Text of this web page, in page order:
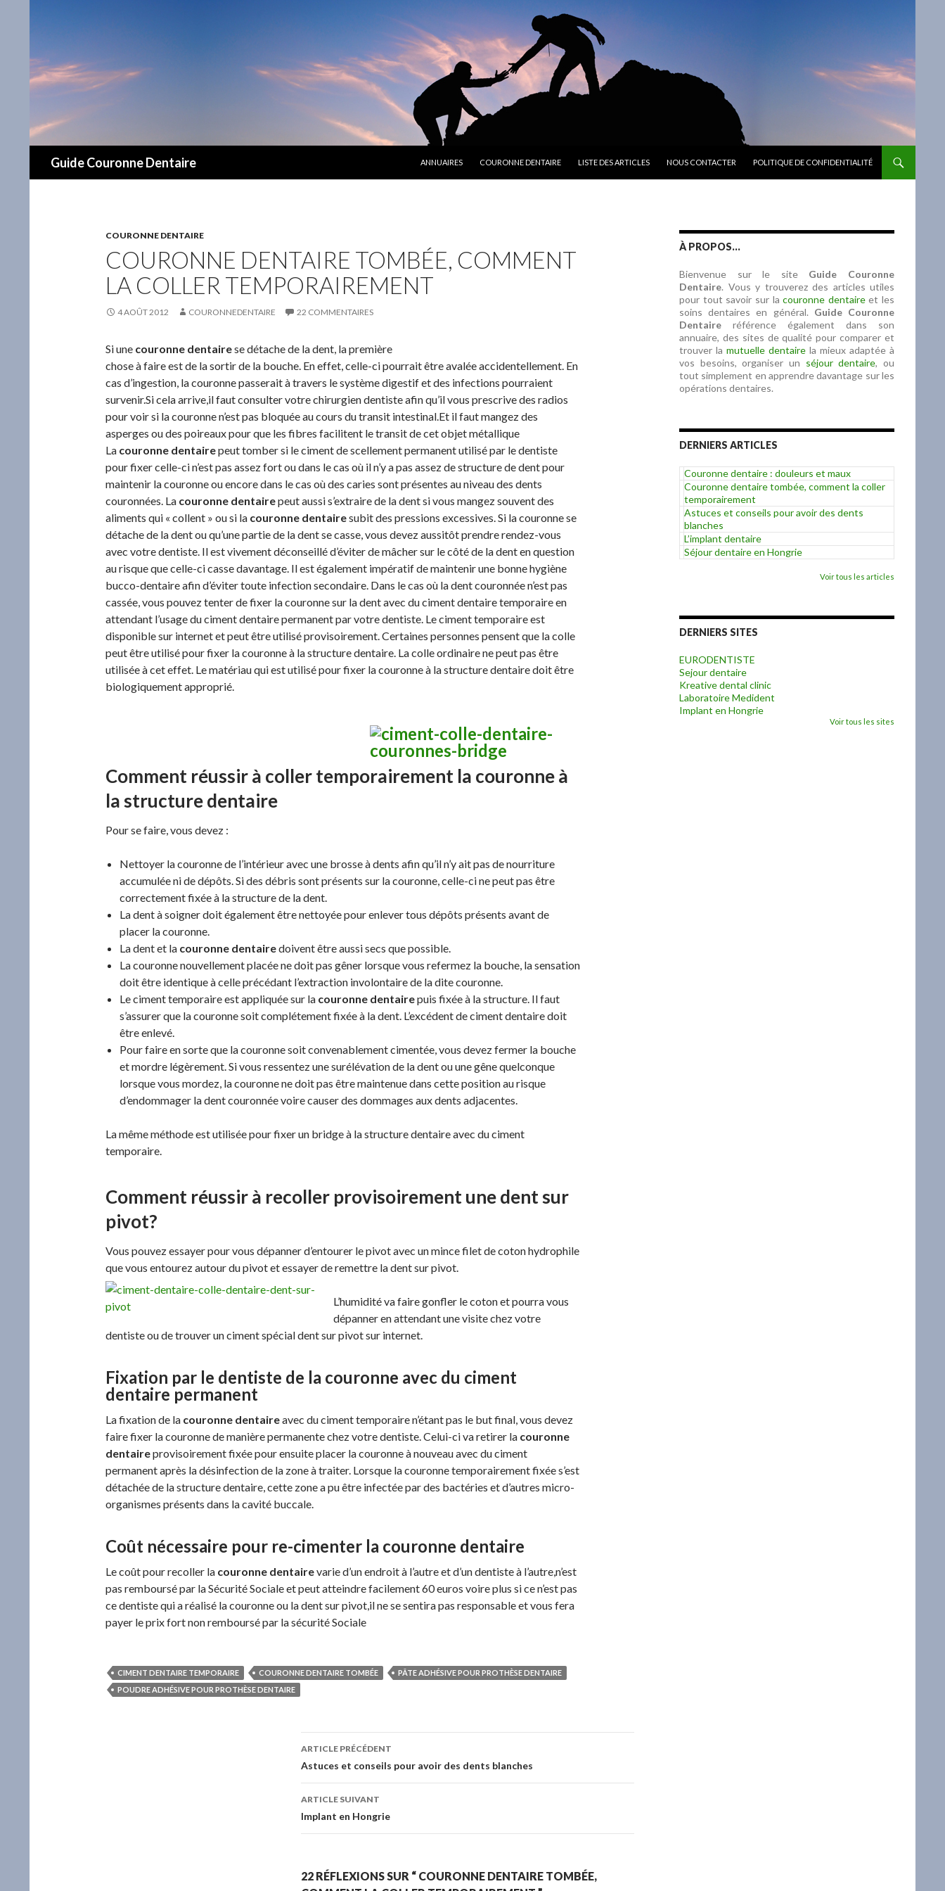
Guide Couronne Dentaire
ANNUAIRES
COURONNE DENTAIRE LISTE DES ARTICLES NOUS CONTACTER POLITIQUE DE CONFIDENTIALITÉ
COURONNE DENTAIRE
COURONNE DENTAIRE TOMBÉE, COMMENT
LA COLLER TEMPORAIREMENT
4 AOÛT 2012 COURONNEDENTAIRE 22 COMMENTAIRES
Si une couronne dentairese détache de la dent, la première
chose à faire est de la sortir de la bouche. En effet, celle-ci pourrait être avalée accidentellement. En
cas d’ingestion, la couronne passerait à travers le système digestif et des infections pourraient
survenir.Si cela arrive,il faut consulter votre chirurgien dentiste afin qu’il vous prescrive des radios
pour voir si la couronne n’est pas bloquée au cours du transit intestinal.Et il faut mangez des
asperges ou des poireaux pour que les fibres facilitent le transit de cet objet métallique
La couronne dentairepeut tomber si le ciment de scellement permanent utilisé par le dentiste
pour fixer celle-ci n’est pas assez fort ou dans le cas où il n’y a pas assez de structure de dent pour
maintenir la couronne ou encore dans le cas où des caries sont présentes au niveau des dents
couronnées. La couronne dentairepeut aussi s’extraire de la dent si vous mangez souvent des
aliments qui « collent » ou si la couronne dentairesubit des pressions excessives. Si la couronne se
détache de la dent ou qu’une partie de la dent se casse, vous devez aussitôt prendre rendez-vous
avec votre dentiste. Il est vivement déconseillé d’éviter de mâcher sur le côté de la dent en question
au risque que celle-ci casse davantage. Il est également impératif de maintenir une bonne hygiène
bucco-dentaire afin d’éviter toute infection secondaire. Dans le cas où la dent couronnée n’est pas
cassée, vous pouvez tenter de fixer la couronne sur la dent avec du ciment dentaire temporaire en
attendant l’usage du ciment dentaire permanent par votre dentiste. Le ciment temporaire est
disponible sur internet et peut être utilisé provisoirement. Certaines personnes pensent que la colle
peut être utilisé pour fixer la couronne à la structure dentaire. La colle ordinaire ne peut pas être
utilisée à cet effet. Le matériau qui est utilisé pour fixer la couronne à la structure dentaire doit être
biologiquement approprié.
Comment réussir à coller temporairement la couronne à
la structure dentaire
Pour se faire, vous devez :
Nettoyer la couronne de l’intérieur avec une brosse à dents afin qu’il n’y ait pas de nourriture
accumulée ni de dépôts. Si des débris sont présents sur la couronne, celle-ci ne peut pas être
correctement fixée à la structure de la dent.
La dent à soigner doit également être nettoyée pour enlever tous dépôts présents avant de
placer la couronne.
La dent et la couronne dentairedoivent être aussi secs que possible.
La couronne nouvellement placée ne doit pas gêner lorsque vous refermez la bouche, la sensation
doit être identique à celle précédant l’extraction involontaire de la dite couronne.
Le ciment temporaire est appliquée sur la couronne dentairepuis fixée à la structure. Il faut
s’assurer que la couronne soit complétement fixée à la dent. L’excédent de ciment dentaire doit
être enlevé.
Pour faire en sorte que la couronne soit convenablement cimentée, vous devez fermer la bouche
et mordre légèrement. Si vous ressentez une surélévation de la dent ou une gêne quelconque
lorsque vous mordez, la couronne ne doit pas être maintenue dans cette position au risque
d’endommager la dent couronnée voire causer des dommages aux dents adjacentes.
La même méthode est utilisée pour fixer un bridge à la structure dentaire avec du ciment
temporaire.
Comment réussir à recoller provisoirement une dent sur
pivot?
Vous pouvez essayer pour vous dépanner d’entourer le pivot avec un mince filet de coton hydrophile
que vous entourez autour du pivot et essayer de remettre la dent sur pivot.
L’humidité va faire gonfler le coton et pourra vous
dépanner en attendant une visite chez votre
dentiste ou de trouver un ciment spécial dent sur pivot sur internet.
Fixation par le dentiste de la couronne avec du ciment
dentaire permanent
La fixation de la couronne dentaireavec du ciment temporaire n’étant pas le but final, vous devez
faire fixer la couronne de manière permanente chez votre dentiste. Celui-ci va retirer la couronne
dentaireprovisoirement fixée pour ensuite placer la couronne à nouveau avec du ciment
permanent après la désinfection de la zone à traiter. Lorsque la couronne temporairement fixée s’est
détachée de la structure dentaire, cette zone a pu être infectée par des bactéries et d’autres micro-
organismes présents dans la cavité buccale.
Coût nécessaire pour re-cimenter la couronne dentaire
Le coût pour recoller la couronne dentairevarie d’un endroit à l’autre et d’un dentiste à l’autre,n’est
pas remboursé par la Sécurité Sociale et peut atteindre facilement 60 euros voire plus si ce n’est pas
ce dentiste qui a réalisé la couronne ou la dent sur pivot,il ne se sentira pas responsable et vous fera
payer le prix fort non remboursé par la sécurité Sociale
CIMENT DENTAIRE TEMPORAIRE COURONNE DENTAIRE TOMBÉE
PÂTE ADHÉSIVE POUR PROTHÈSE DENTAIRE
POUDRE ADHÉSIVE POUR PROTHÈSE DENTAIRE
Navigation de l’article
ARTICLE PRÉCÉDENT
Astuces et conseils pour avoir des dents blanches
ARTICLE SUIVANT
Implant en Hongrie
22 RÉFLEXIONS SUR “ COURONNE DENTAIRE TOMBÉE,
À PROPOS…
Bienvenue sur le site Guide Couronne
Dentaire. Vous y trouverez des articles utiles
pour tout savoir sur lacouronne dentaireet les
soins dentaires en général. Guide Couronne
Dentaire référence également dans son
annuaire, des sites de qualité pour comparer et
trouver la mutuelle dentaire la mieux adaptée à
vos besoins, organiser un séjour dentaire, ou
tout simplement en apprendre davantage sur les
opérations dentaires.
DERNIERS ARTICLES
Couronne dentaire : douleurs et maux
Couronne dentaire tombée, comment la coller
temporairement
Astuces et conseils pour avoir des dents
blanches
L’implant dentaire
Séjour dentaire en Hongrie
Voir tous les articles
DERNIERS SITES
EURODENTISTE
Sejour dentaire
Kreative dental clinic
Laboratoire Medident
Implant en Hongrie
Voir tous les sites